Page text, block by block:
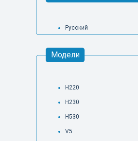
Русский
H220
H230
H530
V5
Модели